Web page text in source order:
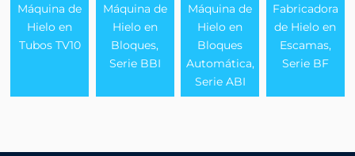
Máquina de
Hielo en
Tubos TV10
Máquina de
Hielo en
Bloques,
Serie BBI
Máquina de
Hielo en
Bloques
Automática,
Serie ABI
Fabricadora
de Hielo en
Escamas,
Serie BF